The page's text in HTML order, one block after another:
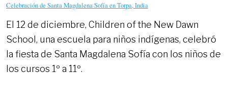
Celebración de Santa Magdalena Sofía en Torpa, India
El 12 de diciembre, Children of the New Dawn
School, una escuela para niños indígenas, celebró
la fiesta de Santa Magdalena Sofía con los niños de
los cursos 1º a 11º.